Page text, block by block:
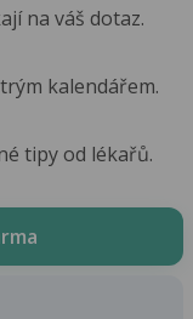
na váš dotaz.
kalendářem.
tipy od lékařů.